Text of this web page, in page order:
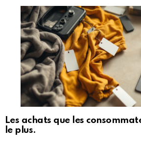
Les achats que les
le plus.